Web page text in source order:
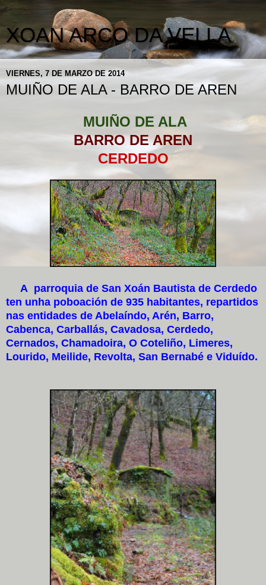
XOAN ARCO DA VELLA
VIERNES, 7 DE MARZO DE 2014
MUIÑO DE ALA - BARRO DE AREN
MUIÑO DE ALA
BARRO DE AREN
CERDEDO
A parroquia de San Xoán Bautista de Cerdedo
ten unha poboación de 935 habitantes, repartidos
nas entidades de Abelaíndo, Arén, Barro,
Cabenca, Carballás, Cavadosa, Cerdedo,
Cernados, Chamadoira, O Coteliño, Limeres,
Lourido, Meilide, Revolta, San Bernabé e Viduído.